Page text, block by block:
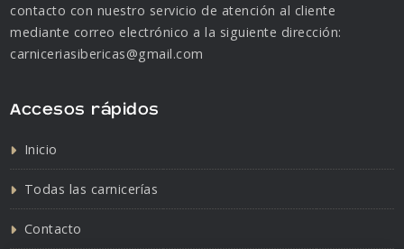
contacto con nuestro servicio de atención al cliente
mediante correo electrónico a la siguiente dirección:
carniceriasibericas@gmail.com
Accesos rápidos
Inicio
Todas las carnicerías
Contacto